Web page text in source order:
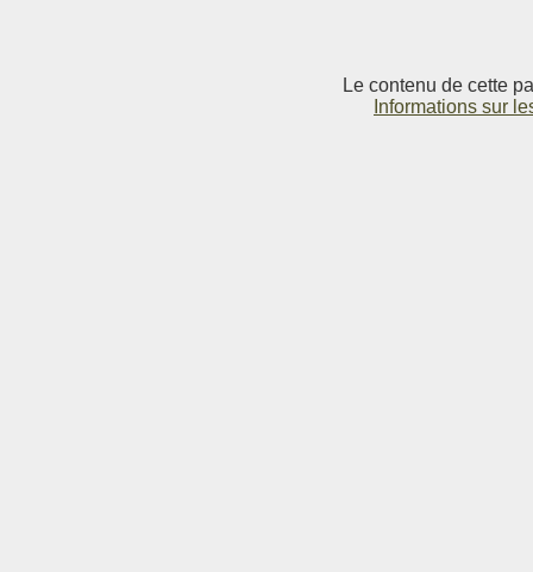
Le contenu de cette
Informations sur